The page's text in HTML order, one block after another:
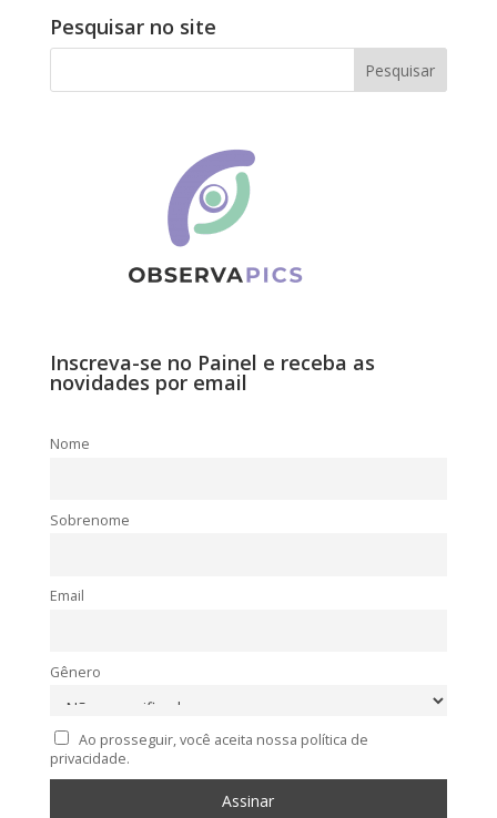
Pesquisar no site
Inscreva-se no Painel e receba as
novidades por email
Nome
Sobrenome
Email
Gênero
Ao prosseguir, você aceita nossa política de
privacidade.